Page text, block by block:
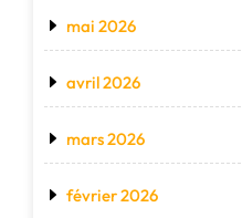
mai 2026
avril 2026
mars 2026
février 2026